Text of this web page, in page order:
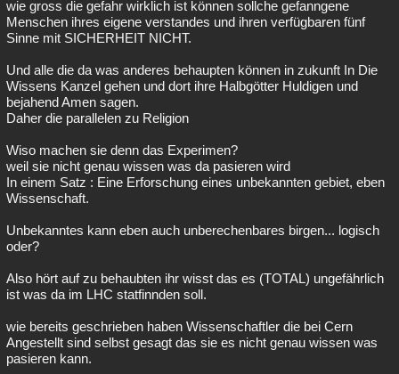
wie gross die gefahr wirklich ist können sollche gefanngene
Menschen ihres eigene verstandes und ihren verfügbaren fünf
Sinne mit SICHERHEIT NICHT.
Und alle die da was anderes behaupten können in zukunft In Die
Wissens Kanzel gehen und dort ihre Halbgötter Huldigen und
bejahend Amen sagen.
Daher die parallelen zu Religion
Wiso machen sie denn das Experimen?
weil sie nicht genau wissen was da pasieren wird
In einem Satz : Eine Erforschung eines unbekannten gebiet, eben
Wissenschaft.
Unbekanntes kann eben auch unberechenbares birgen... logisch
oder?
Also hört auf zu behaubten ihr wisst das es (TOTAL) ungefährlich
ist was da im LHC statfinnden soll.
wie bereits geschrieben haben Wissenschaftler die bei Cern
Angestellt sind selbst gesagt das sie es nicht genau wissen was
pasieren kann.